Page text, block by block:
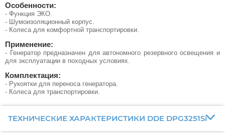
Особенности:
- Функция ЭКО.
- Шумоизоляционный корпус.
- Колеса для комфортной транспортировки.
Применение:
- Генератор предназначен для автономного резервного освещения и
для эксплуатации в походных условиях.
Комплектация:
- Рукоятки для переноса генератора.
- Колеса для транспортировки.
ТЕХНИЧЕСКИЕ ХАРАКТЕРИСТИКИ DDE DPG3251Si